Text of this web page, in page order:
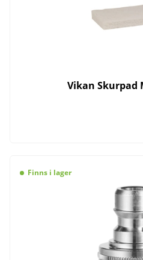
Vikan Skurpad
Finns i lager